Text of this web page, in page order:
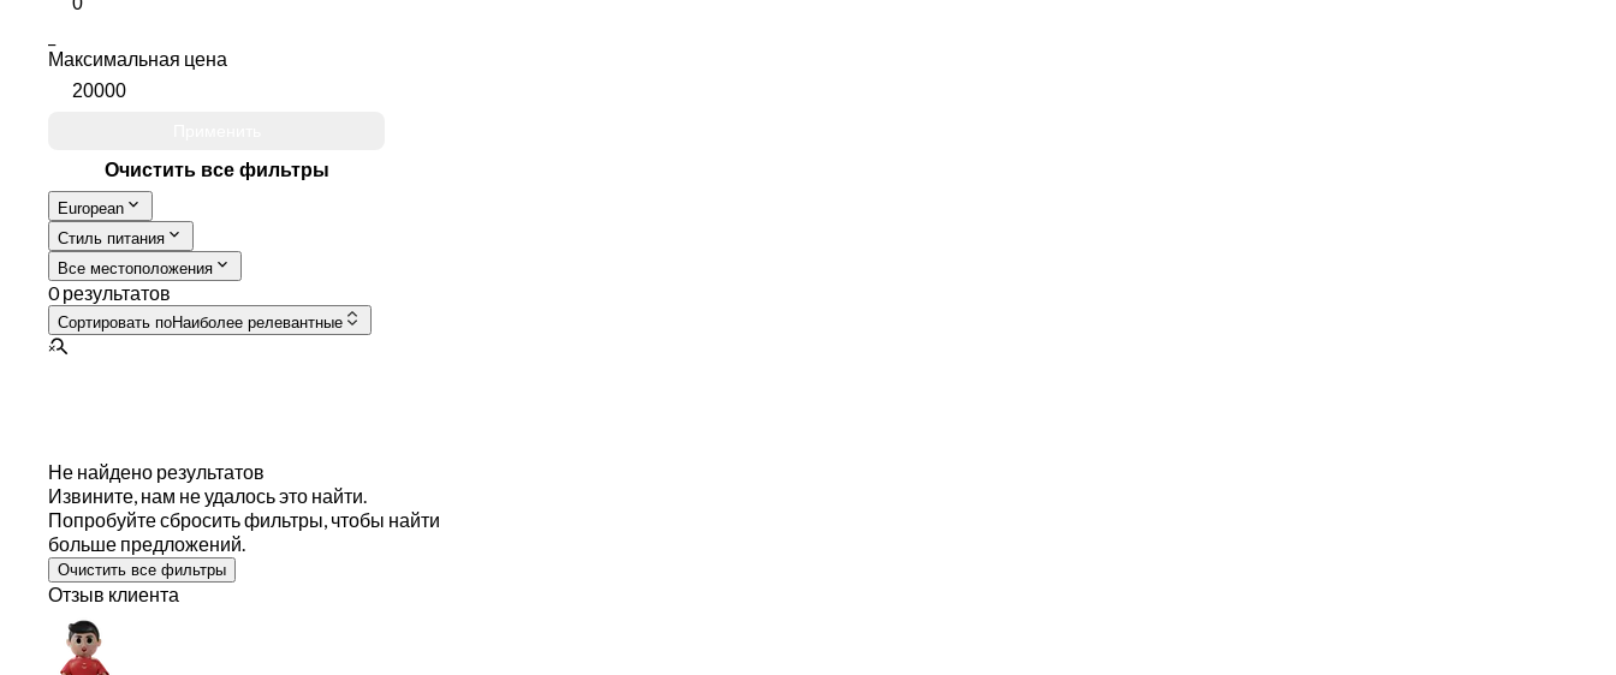
Максимальная цена
Очистить все фильтры
European
Стиль питания
Все местоположения
0 результатов
Сортировать поНаиболее релевантные
Не найдено результатов
Извините, нам не удалось это найти.
Попробуйте сбросить фильтры, чтобы найти
больше предложений.
Очистить все фильтры
Отзыв клиента